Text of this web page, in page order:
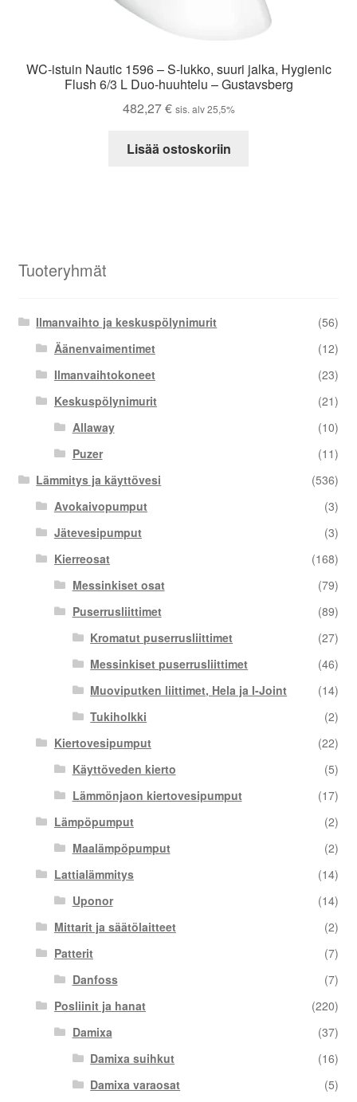
WC-istuin Nautic 1596 – S-lukko, suuri jalka, Hygienic
Flush 6/3 L Duo-huuhtelu – Gustavsberg
482,27€ sis. alv 25,5%
Lisää ostoskoriin
Tuoteryhmät
Ilmanvaihto ja keskuspölynimurit
(56)
Äänenvaimentimet
(12)
Ilmanvaihtokoneet
(23)
Keskuspölynimurit
(21)
Allaway
(10)
Puzer
(11)
Lämmitys ja käyttövesi
(536)
Avokaivopumput
(3)
Jätevesipumput
(3)
Kierreosat
(168)
Messinkiset osat
(79)
Puserrusliittimet
(89)
Kromatut puserrusliittimet
(27)
Messinkiset puserrusliittimet
(46)
Muoviputken liittimet, Hela ja I-Joint
(14)
Tukiholkki
(2)
Kiertovesipumput
(22)
Käyttöveden kierto
(5)
Lämmönjaon kiertovesipumput
(17)
Lämpöpumput
(2)
Maalämpöpumput
(2)
Lattialämmitys
(14)
Uponor
(14)
Mittarit ja säätölaitteet
(2)
Patterit
(7)
Danfoss
(7)
Posliinit ja hanat
(220)
Damixa
(37)
Damixa suihkut
(16)
Damixa varaosat
(5)